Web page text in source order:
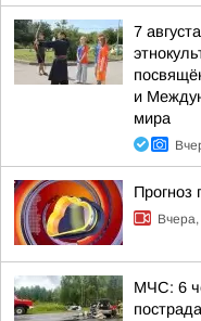
7
и
мира
Прогноз
МЧС: 6